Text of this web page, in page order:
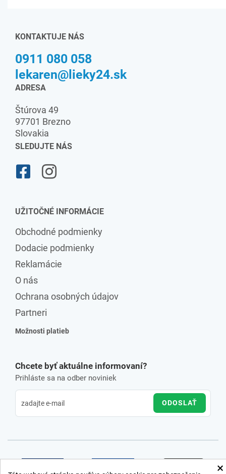
KONTAKTUJE NÁS
0911 080 058
lekaren@lieky24.sk
ADRESA
Štúrova 49
97701 Brezno
Slovakia
SLEDUJTE NÁS
UŽITOČNÉ INFORMÁCIE
Obchodné podmienky
Dodacie podmienky
Reklamácie
O nás
Ochrana osobných údajov
Partneri
Možnosti platieb
Chcete byť aktuálne informovaní?
Prihláste sa na odber noviniek
ODOSLAŤ
×